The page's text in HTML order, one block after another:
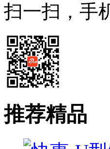
扫一扫，手
推荐精品